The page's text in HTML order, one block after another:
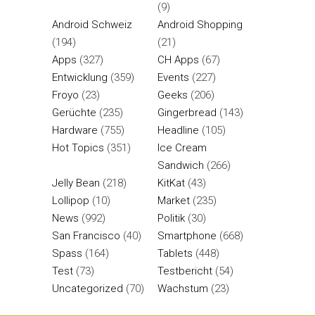
(9)
Android Schweiz
(194)
Android Shopping
(21)
Apps (327) CH Apps (67)
Entwicklung (359) Events (227)
Froyo (23) Geeks (206)
Gerüchte (235) Gingerbread (143)
Hardware (755) Headline (105)
Hot Topics (351)
Ice Cream
Sandwich (266)
Jelly Bean (218) KitKat (43)
Lollipop (10) Market (235)
News (992) Politik (30)
San Francisco (40) Smartphone (668)
Spass (164) Tablets (448)
Test (73) Testbericht (54)
Uncategorized (70) Wachstum (23)